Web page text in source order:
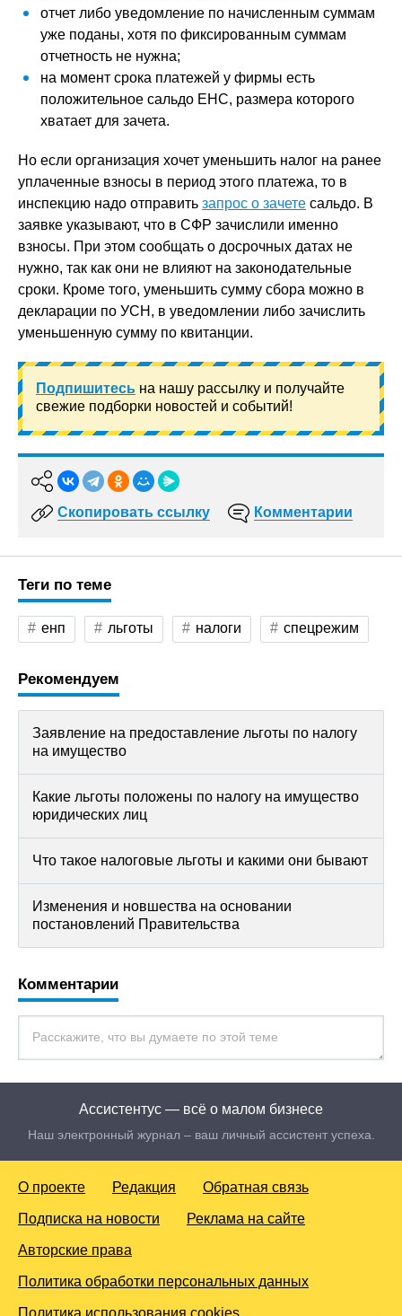
отчет либо уведомление по начисленным суммам
уже поданы, хотя по фиксированным суммам
отчетность не нужна;
на момент срока платежей у фирмы есть
положительное сальдо ЕНС, размера которого
хватает для зачета.
Но если организация хочет уменьшить налог на ранее
уплаченные взносы в период этого платежа, то в
инспекцию надо отправить запрос о зачете сальдо. В
заявке указывают, что в СФР зачислили именно
взносы. При этом сообщать о досрочных датах не
нужно, так как они не влияют на законодательные
сроки. Кроме того, уменьшить сумму сбора можно в
декларации по УСН, в уведомлении либо зачислить
уменьшенную сумму по квитанции.
Подпишитесь на нашу рассылку и получайте
свежие подборки новостей и событий!
Скопировать ссылку Комментарии
Теги по теме
енп льготы налоги спецрежим
Рекомендуем
Заявление на предоставление льготы по налогу
на имущество
Какие льготы положены по налогу на имущество
юридических лиц
Что такое налоговые льготы и какими они бывают
Изменения и новшества на основании
постановлений Правительства
Комментарии
Ассистентус — всё о малом бизнесе
Наш электронный журнал – ваш личный ассистент успеха.
О проекте Редакция Обратная связь
Подписка на новости Реклама на сайте
Авторские права
Политика обработки персональных данных
Политика использования cookies